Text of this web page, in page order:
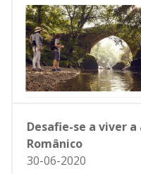
Desafie-se a viver
Românico
30-06-2020